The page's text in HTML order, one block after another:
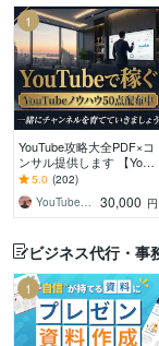
1
YouTube攻略大全PDF×コ
ンサル提供します 【YouT
ube攻略教材】とコンサル
であなたのCHを伸ばす！
5.0 (202)
30,000 円
ビジネス代行・事
1